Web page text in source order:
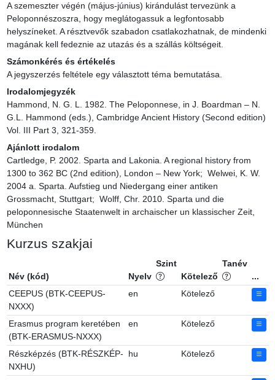
A szemeszter végén (május-június) kirándulást tervezünk a
Peloponnészoszra, hogy meglátogassuk a legfontosabb
helyszíneket. A résztvevők szabadon csatlakozhatnak, de mindenki
magának kell fedeznie az utazás és a szállás költségeit.
Számonkérés és értékelés
A jegyszerzés feltétele egy választott téma bemutatása.
Irodalomjegyzék
Hammond, N. G. L. 1982. The Peloponnese, in J. Boardman – N.
G.L. Hammond (eds.), Cambridge Ancient History (Second edition)
Vol. III Part 3, 321-359.
Ajánlott irodalom
Cartledge, P. 2002. Sparta and Lakonia. A regional history from
1300 to 362 BC (2nd edition), London – New York;  Welwei, K. W.
2004 a. Sparta. Aufstieg und Niedergang einer antiken
Grossmacht, Stuttgart;  Wolff, Chr. 2010. Sparta und die
peloponnesische Staatenwelt in archaischer un klassischer Zeit,
München
Kurzus szakjai
Név (kód) Nyelv
Szint
Kötelező
Tanév
...
CEEPUS (BTK-CEEPUS-
NXXX)
en Kötelező
Erasmus program keretében
(BTK-ERASMUS-NXXX)
en Kötelező
Részképzés (BTK-RÉSZKÉP-
NXHU)
hu Kötelező